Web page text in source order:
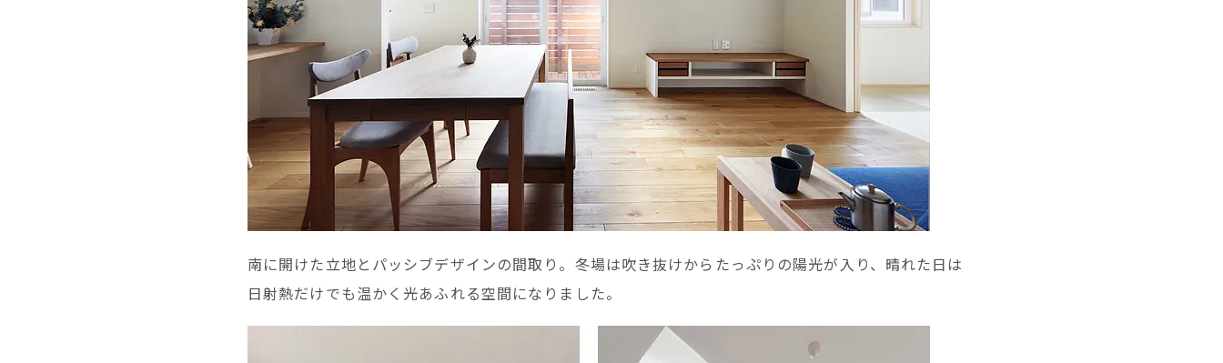
南に開けた立地とパッシブデザインの間取り。冬場は吹き抜けからたっぷりの陽光が入り、晴れた日は
日射熱だけでも温かく光あふれる空間になりました。